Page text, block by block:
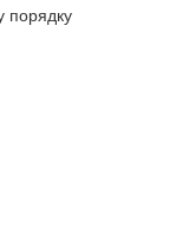
порядку